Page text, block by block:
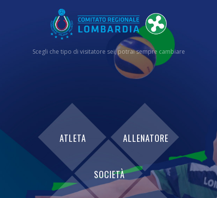
Scegli che tipo di visitatore sei, potrai sempre cambiare
ALLENATORE
SOCIETÀ
ATLETA